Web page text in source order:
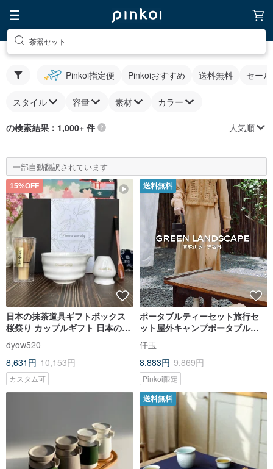
茶器セット
Pinkoi指定便 Pinkoiおすすめ 送料無料 セー
スタイル 容量 素材 カラー
の検索結果：1,000+ 件 人気順
一部自動翻訳されています
15%OFF
日本の抹茶道具ギフトボックス
桜祭り カップルギフト 日本の文
化 抹茶 友人へのギフト
dyow520
8,631円 10,153円
カスタム可
送料無料
ポータブルティーセット旅行セ
ット屋外キャンプポータブルテ
ィーセットは適切な時間と場所
です
仟玉
8,883円 9,869円
Pinkoi限定
送料無料